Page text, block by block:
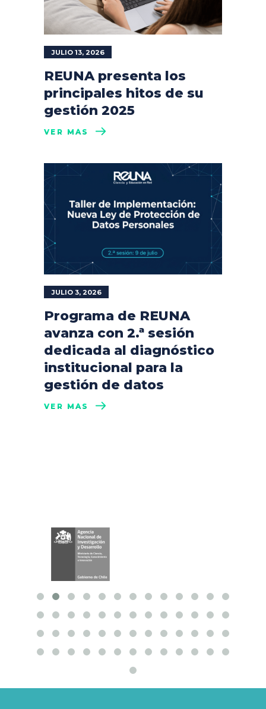
JULIO 13, 2026
REUNA presenta los
principales hitos de su
gestión 2025
VER MÁS
JULIO 3, 2026
Programa de REUNA
avanza con 2.ª sesión
dedicada al diagnóstico
institucional para la
gestión de datos
VER MÁS